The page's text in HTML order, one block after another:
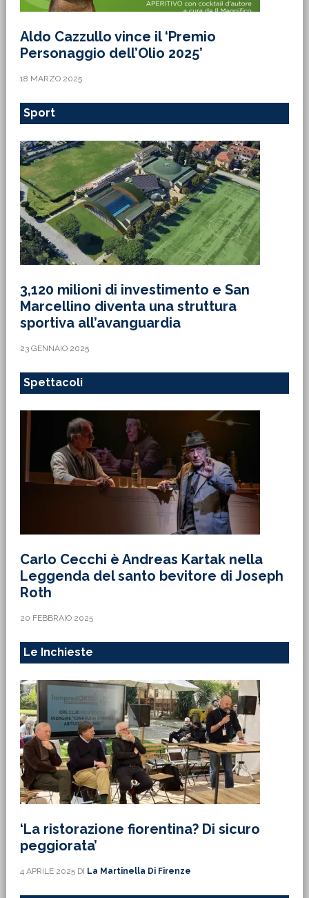
Aldo Cazzullo vince il ‘Premio
Personaggio dell’Olio 2025’
18 MARZO 2025
Sport
3,120 milioni di investimento e San
Marcellino diventa una struttura
sportiva all’avanguardia
23 GENNAIO 2025
Spettacoli
Carlo Cecchi è Andreas Kartak nella
Leggenda del santo bevitore di Joseph
Roth
20 FEBBRAIO 2025
Le Inchieste
‘La ristorazione fiorentina? Di sicuro
peggiorata’
4 APRILE 2025DI La Martinella Di Firenze